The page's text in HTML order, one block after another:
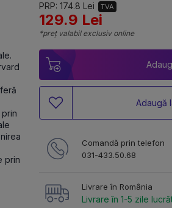
PRP: 174.8 Lei TVA
129.9 Lei
*preț valabil exclusiv online
prin
Adaugă
Comandă prin telefon
031-433.50.68
Livrare în România
Livrare în 1-5 zile